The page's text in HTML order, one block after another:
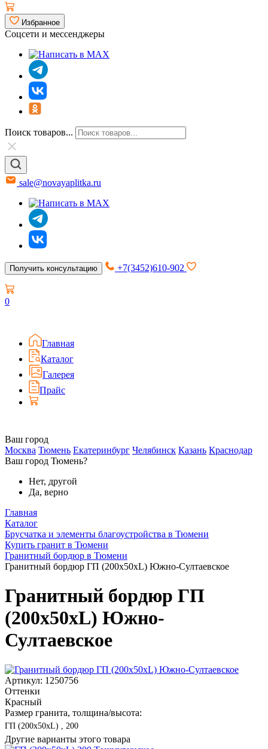
Избранное
Соцсети и мессенджеры
Поиск товаров...
sale@novayaplitka.ru
Получить консультацию +7(3452)610-902
0
Главная
Каталог
Галерея
Прайс
Ваш город
Москва Тюмень Екатеринбург Челябинск Казань Краснодар
Ваш город Тюмень?
Нет, другой
Да, верно
Главная
Каталог
Брусчатка и элементы благоустройства в Тюмени
Купить гранит в Тюмени
Гранитный бордюр в Тюмени
Гранитный бордюр ГП (200x50xL) Южно-Султаевское
Гранитный бордюр ГП
(200x50xL) Южно-
Султаевское
Артикул: 1250756
Оттенки
Красный
Размер гранита, толщина/высота:
ГП (200x50xL) , 200
Другие варианты этого товара